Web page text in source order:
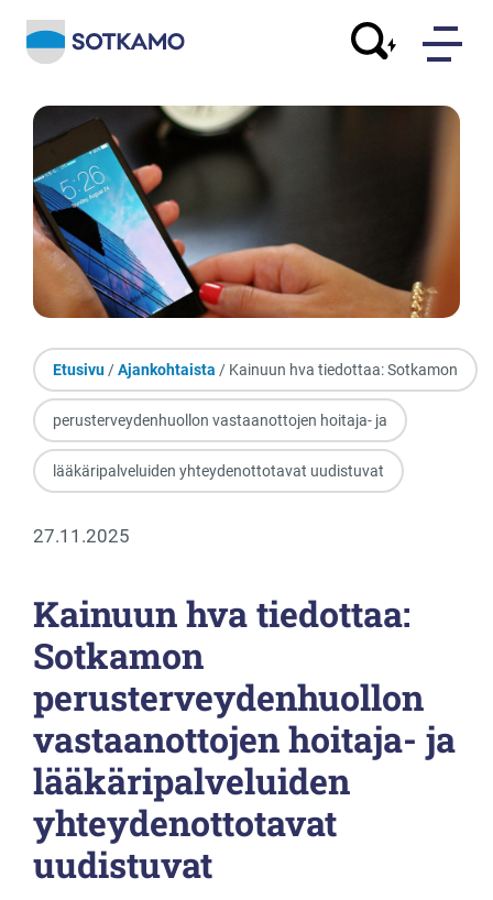
Etusivu /Ajankohtaista / Kainuun hva tiedottaa: Sotkamon
perusterveydenhuollon vastaanottojen hoitaja- ja
lääkäripalveluiden yhteydenottotavat uudistuvat
27.11.2025
Kainuun hva tiedottaa:
Sotkamon
perusterveydenhuollon
vastaanottojen hoitaja- ja
lääkäripalveluiden
yhteydenottotavat
uudistuvat